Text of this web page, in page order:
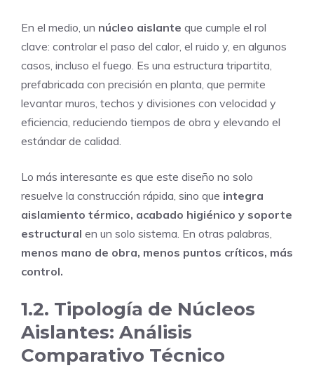
En el medio, un núcleo aislante que cumple el rol
clave: controlar el paso del calor, el ruido y, en algunos
casos, incluso el fuego. Es una estructura tripartita,
prefabricada con precisión en planta, que permite
levantar muros, techos y divisiones con velocidad y
eficiencia, reduciendo tiempos de obra y elevando el
estándar de calidad.
Lo más interesante es que este diseño no solo
resuelve la construcción rápida, sino que integra
aislamiento térmico, acabado higiénico y soporte
estructural en un solo sistema. En otras palabras,
menos mano de obra, menos puntos críticos, más
control.
1.2. Tipología de Núcleos
Aislantes: Análisis
Comparativo Técnico